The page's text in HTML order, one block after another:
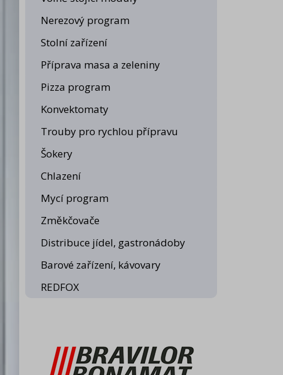
Nerezový program
Stolní zařízení
Příprava masa a zeleniny
Pizza program
Konvektomaty
Trouby pro rychlou přípravu
Šokery
Chlazení
Mycí program
Změkčovače
Distribuce jídel, gastronádoby
Barové zařízení, kávovary
REDFOX